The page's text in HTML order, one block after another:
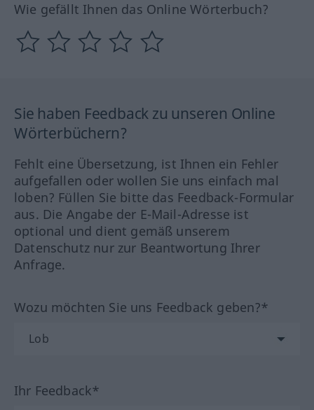
Wie gefällt Ihnen das Online Wörterbuch?
Sie haben Feedback zu unseren Online
Wörterbüchern?
Fehlt eine Übersetzung, ist Ihnen ein Fehler
aufgefallen oder wollen Sie uns einfach mal
loben? Füllen Sie bitte das Feedback-Formular
aus. Die Angabe der E-Mail-Adresse ist
optional und dient gemäß unserem
Datenschutz nur zur Beantwortung Ihrer
Anfrage.
Wozu möchten Sie uns Feedback geben?*
Ihr Feedback*